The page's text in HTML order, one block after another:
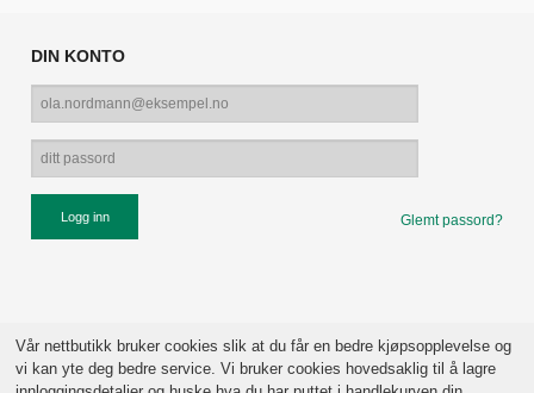
DIN KONTO
Glemt passord?
Vår nettbutikk bruker cookies slik at du får en bedre kjøpsopplevelse og
vi kan yte deg bedre service. Vi bruker cookies hovedsaklig til å lagre